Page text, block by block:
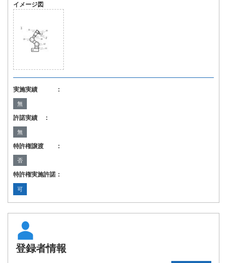
イメージ図
実施実績 ：
無
許諾実績 ：
無
特許権譲渡 ：
否
特許権実施許諾：
可
登録者情報